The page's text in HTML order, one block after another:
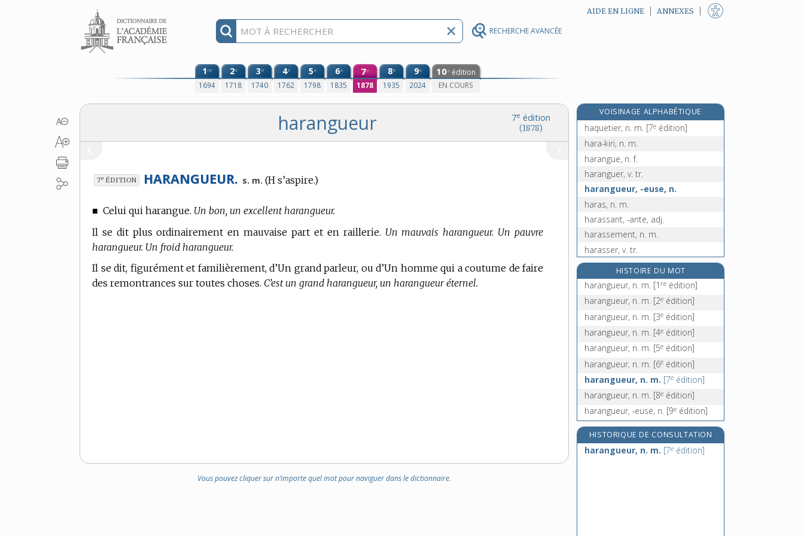
RECHERCHE AVANCÉE
Aller au contenu AIDE EN LIGNE ANNEXES
1re
1694
2e
1718
3e
1740
4e
1762
5e
1798
6e
1835
7e
1878
8e
1935
9e
2024
10e édition
EN COURS
7e édition
(1878)
harangueur
7e ÉDITION HARANGUEUR. s. m. (H s’aspire.)
■ Celui qui harangue. Un bon, un excellent harangueur.
Il se dit plus ordinairement en mauvaise part et en raillerie. Un mauvais harangueur. Un pauvre
harangueur. Un froid harangueur.
Il se dit, figurément et familièrement, d’Un grand parleur, ou d’Un homme qui a coutume de faire
des remontrances sur toutes choses. C’est un grand harangueur, un harangueur éternel.
Vous pouvez cliquer sur n’importe quel mot pour naviguer dans le dictionnaire.
VOISINAGE ALPHABÉTIQUE
haquet, n. m.
haquetier, n. m. [7e édition]
hara-kiri, n. m.
harangue, n. f.
haranguer, v. tr.
harangueur, -euse, n.
haras, n. m.
harassant, -ante, adj.
harassement, n. m.
harasser, v. tr.
harcelant, -ante, adj.
harcèlement, n. m.
harceler, v. tr. direct
harde [I], n. f.
HISTOIRE DU MOT
harangueur, n. m. [1 re édition]
harangueur, n. m. [2e édition]
harangueur, n. m. [3e édition]
harangueur, n. m. [4e édition]
harangueur, n. m. [5e édition]
harangueur, n. m. [6e édition]
harangueur, n. m. [7e édition]
harangueur, n. m. [8e édition]
harangueur, -euse, n. [9e édition]
HISTORIQUE DE CONSULTATION
harangueur, n. m. [7e édition]